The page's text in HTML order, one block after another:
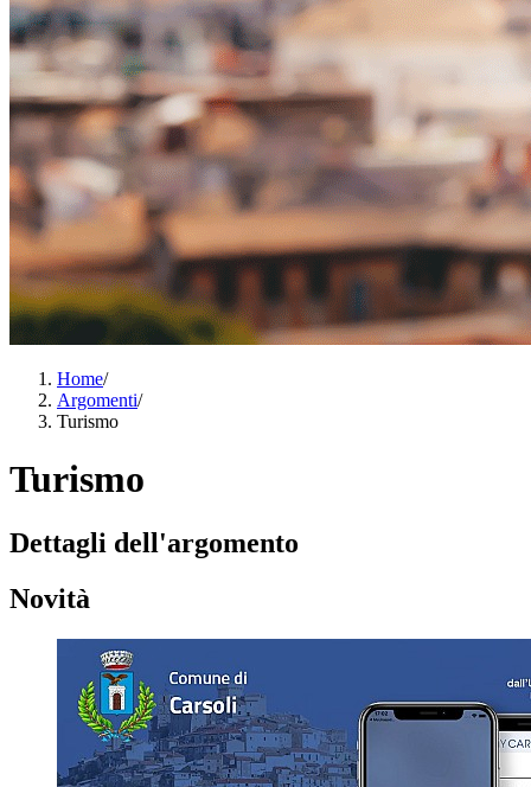
Home/
Argomenti/
Turismo
Turismo
Dettagli dell'argomento
Novità